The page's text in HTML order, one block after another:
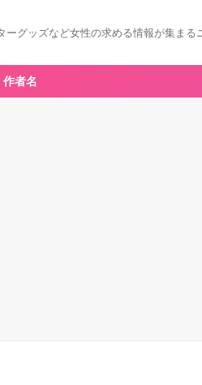
ーグッズなど女性の求める情報が集まる
作者名